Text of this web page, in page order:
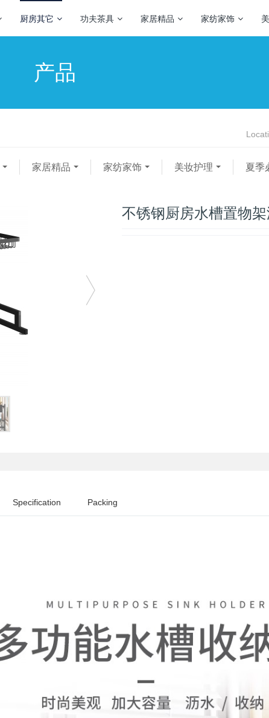
厨房其它 功夫茶具 家居精品 家纺家饰
产品
家居精品 家纺家饰 美妆护理 夏季
不锈钢厨房水槽置物
Specification Packing